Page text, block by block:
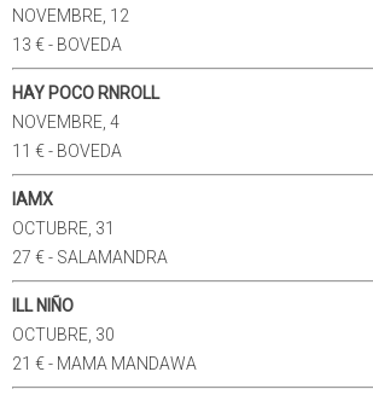
NOVEMBRE, 12
13 € - BOVEDA
HAY POCO RNROLL
NOVEMBRE, 4
11 € - BOVEDA
IAMX
OCTUBRE, 31
27 € - SALAMANDRA
ILL NIÑO
OCTUBRE, 30
21 € - MAMA MANDAWA